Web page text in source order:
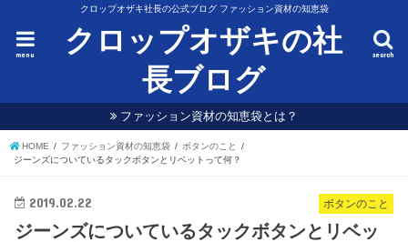
クロップオザキ社長の公式ブログ ファッション資材の知恵袋
クロップオザキの社
長ブログ
search
menu
ファッション資材の知恵袋とは？
HOME ファッション資材の知恵袋
ボタンのこと
ジーンズについているタックボタンとリベットって何？
ボタンのこと
2019.02.22
ジーンズについているタックボタンとリベッ